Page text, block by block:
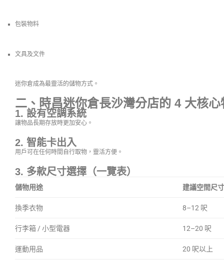
包裝物料
文具及文件
迷你倉成為最靈活的儲物方式。
二、時昌迷你倉長沙灣分店的 4 大核心
1. 設有空調系統
讓物品長期存放時更加安心。
2. 智能卡出入
用戶可在任何時間自行取物，靈活方便。
3. 多款尺寸選擇（一覽表）
儲物用途 建議空間尺寸
換季衣物 8–12 呎
行李箱 / 小型電器 12–20 呎
運動用品 20 呎以上